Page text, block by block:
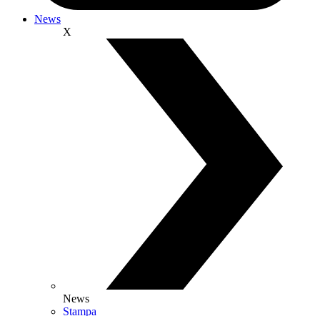
News
X
News
Stampa